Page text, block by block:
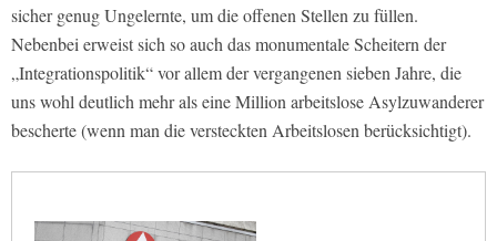
sicher genug Ungelernte, um die offenen Stellen zu füllen.
Nebenbei erweist sich so auch das monumentale Scheitern der
„Integrationspolitik“ vor allem der vergangenen sieben Jahre, die
uns wohl deutlich mehr als eine Million arbeitslose Asylzuwanderer
bescherte (wenn man die versteckten Arbeitslosen berücksichtigt).